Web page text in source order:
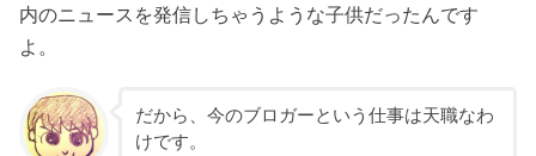
内のニュースを発信しちゃうような子供だったんです
よ。
だから、今のブロガーという仕事は天職なわ
けです。